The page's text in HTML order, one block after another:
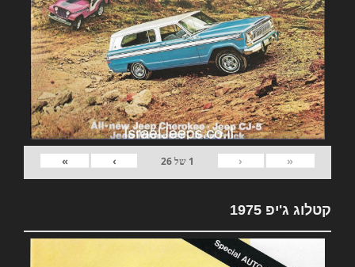
«
‹
1 של26
›
»
קטלוג ג'יפ 1975